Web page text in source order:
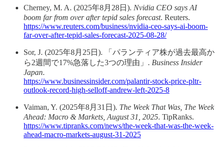
Cherney, M. A. (2025年8月28日). Nvidia CEO says AI
boom far from over after tepid sales forecast. Reuters.
https://www.reuters.com/business/nvidia-ceo-says-ai-boom-
far-over-after-tepid-sales-forecast-2025-08-28/
Sor, J. (2025年8月25日). 「パランティア株が過去最高か
ら2週間で17%急落した3つの理由」. Business Insider
Japan.
https://www.businessinsider.com/palantir-stock-price-pltr-
outlook-record-high-selloff-andrew-left-2025-8
Vaiman, Y. (2025年8月31日). The Week That Was, The Week
Ahead: Macro & Markets, August 31, 2025. TipRanks.
https://www.tipranks.com/news/the-week-that-was-the-week-
ahead-macro-markets-august-31-2025